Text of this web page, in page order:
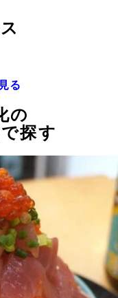
る
の
探す